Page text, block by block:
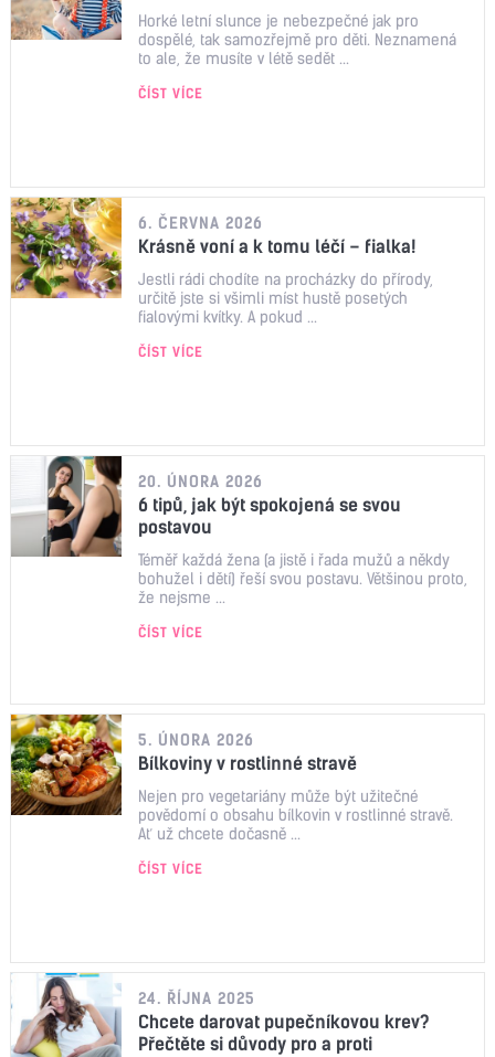
Horké letní slunce je nebezpečné jak pro
dospělé, tak samozřejmě pro děti. Neznamená
to ale, že musíte v létě sedět ...
ČÍST VÍCE
6. ČERVNA 2026
Krásně voní a k tomu léčí – fialka!
Jestli rádi chodíte na procházky do přírody,
určitě jste si všimli míst hustě posetých
fialovými kvítky. A pokud ...
ČÍST VÍCE
20. ÚNORA 2026
6 tipů, jak být spokojená se svou
postavou
Téměř každá žena (a jistě i řada mužů a někdy
bohužel i dětí) řeší svou postavu. Většinou proto,
že nejsme ...
ČÍST VÍCE
5. ÚNORA 2026
Bílkoviny v rostlinné stravě
Nejen pro vegetariány může být užitečné
povědomí o obsahu bílkovin v rostlinné stravě.
Ať už chcete dočasně ...
ČÍST VÍCE
24. ŘÍJNA 2025
Chcete darovat pupečníkovou krev?
Přečtěte si důvody pro a proti